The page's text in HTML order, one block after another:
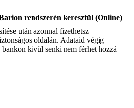
rendszerén keresztül (Online)
után azonnal fizethetsz
oldalán. Adataid végig
bankon kívül senki nem férhet hozzá